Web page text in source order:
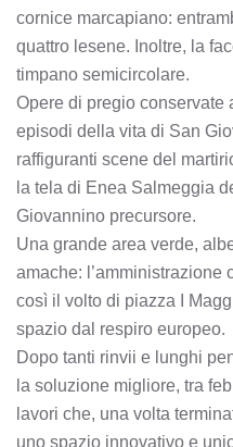
cornice marcapiano:
quattro lesene. Inoltre, la
timpano semicircolare.
Opere di pregio conservate
episodi della vita di San
raffiguranti scene del
la tela di Enea Salmeggia
Giovannino precursore.
Una grande area verde,
amache: l’amministrazione
così il volto di piazza I
spazio dal respiro europeo.
Dopo tanti rinvii e lunghi
la soluzione migliore, tra
lavori che, una volta
uno spazio innovativo e